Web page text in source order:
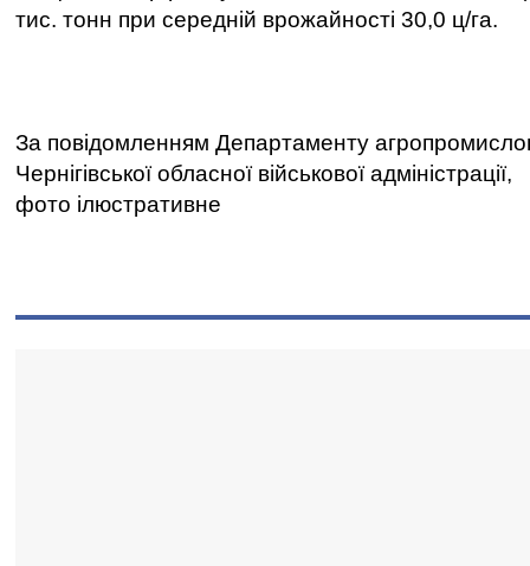
тис. тонн при середній врожайності 30,0 ц/га.
За повідомленням Департаменту
Чернігівської обласної військової адміністрації,
фото ілюстративне